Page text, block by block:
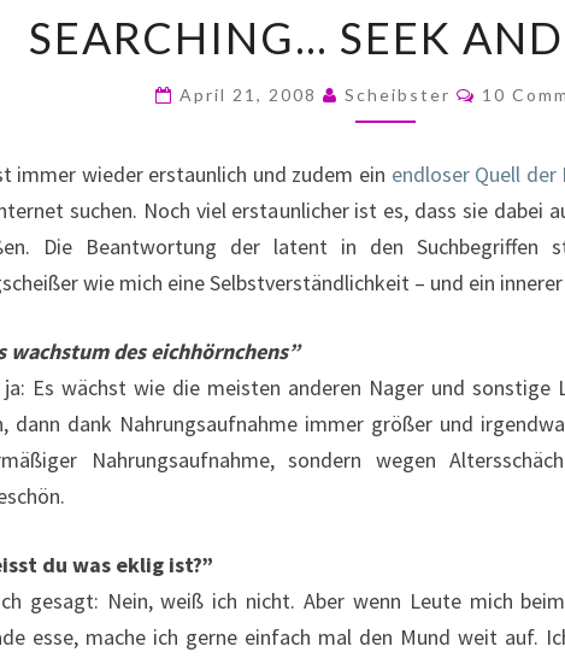
SEEK
SEARCHING… SEEK
April 21, 2008 Scheibster 10
immer wieder erstaunlich und zudem ein endloser Quell der
suchen. Noch viel erstaunlicher ist es, dass sie dabei
Die Beantwortung der latent in den Suchbegriffen
wie mich eine Selbstverständlichkeit – und ein
wachstum des eichhörnchens”
ja: Es wächst wie die meisten anderen Nager und sonstige
dann dank Nahrungsaufnahme immer größer und
Nahrungsaufnahme, sondern wegen
du was eklig ist?”
gesagt: Nein, weiß ich nicht. Aber wenn Leute mich
esse, mache ich gerne einfach mal den Mund weit auf.